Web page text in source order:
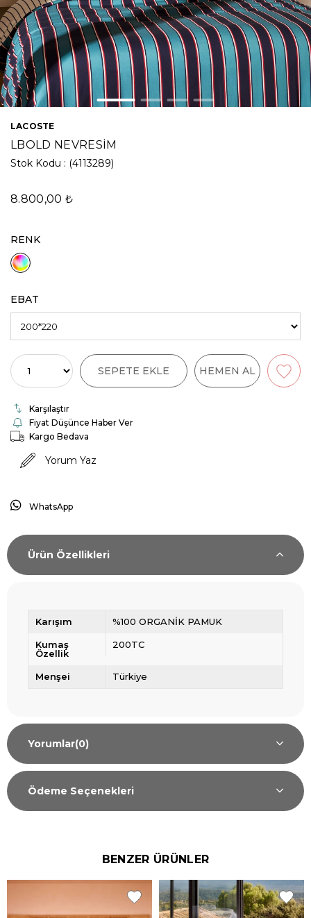
LACOSTE
LBOLD NEVRESİM
Stok Kodu (4113289)
8.800,00 ₺
RENK
EBAT
Karşılaştır
Fiyat Düşünce Haber Ver
Kargo Bedava
Yorum Yaz
WhatsApp
Ürün Özellikleri
Karışım %100 ORGANİK PAMUK
Kumaş
Özellik
200TC
Menşei Türkiye
Yorumlar(0)
Ödeme Seçenekleri
BENZER ÜRÜNLER